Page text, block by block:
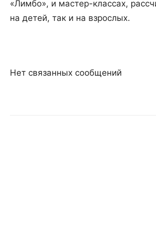
«Лимбо», и мастер-классах,
на детей, так и на взрослых.
Нет связанных сообщений